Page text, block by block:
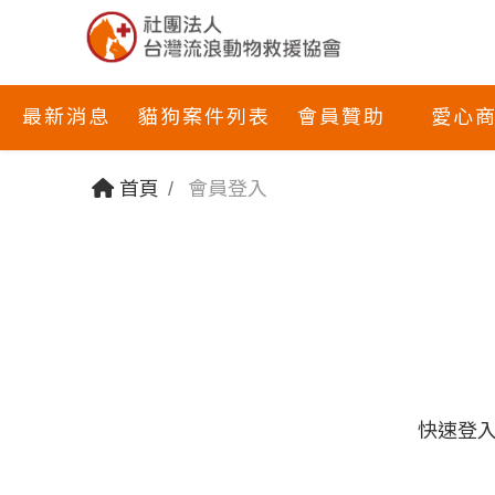
最新消息 貓狗案件列表 會員贊助 愛心
首頁 會員登入
快速登入